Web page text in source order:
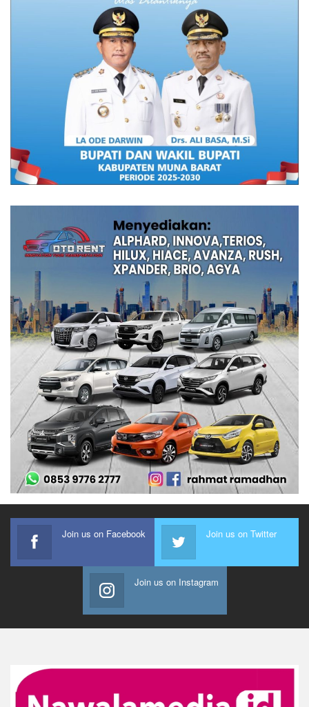
Join us on Facebook Join us on Twitter
Join us on Instagram